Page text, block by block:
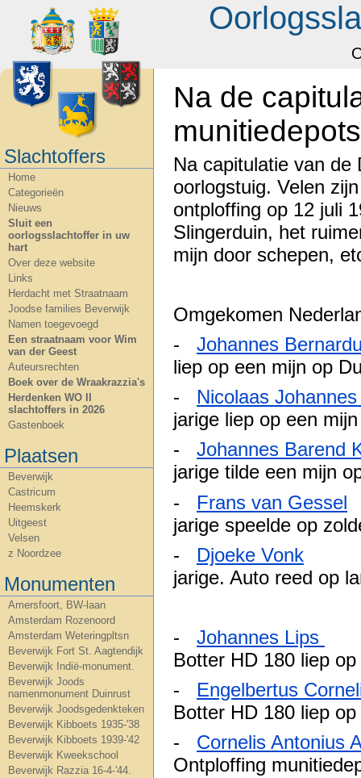
Slachtoffers
Home
Categorieën
Nieuws
Sluit een
oorlogsslachtoffer in uw
hart
Over deze website
Links
Herdacht met Straatnaam
Joodse families Beverwijk
Namen toegevoegd
Een straatnaam voor Wim
van der Geest
Auteursrechten
Boek over de Wraakrazzia's
Herdenken WO II
slachtoffers in 2026
Gastenboek
Plaatsen
Beverwijk
Castricum
Heemskerk
Uitgeest
Velsen
z Noordzee
Monumenten
Amersfoort, BW-laan
Amsterdam Rozenoord
Amsterdam Weteringpltsn
Beverwijk Fort St. Aagtendijk
Beverwijk Indië-monument.
Beverwijk Joods
namenmonument Duinrust
Beverwijk Joodsgedenkteken
Beverwijk Kibboets 1935-'38
Beverwijk Kibboets 1939-'42
Beverwijk Kweekschool
Beverwijk Razzia 16-4-'44.
Na de
Na capitulatie van de
oorlogstuig. Velen
ontploffing op 12 juli
Slingerduin, het
mijn door schepen,
Omgekomen
- Johannes
liep op een mijn op
- Nicolaas
jarige liep op een
- Johannes Barend
jarige tilde een mijn
- Frans van Gessel
jarige speelde op
- Djoeke Vonk
jarige. Auto reed op
- Johannes Lips
Botter HD 180 liep
- Engelbertus
Botter HD 180 liep
- Cornelis Antonius
Ontploffing